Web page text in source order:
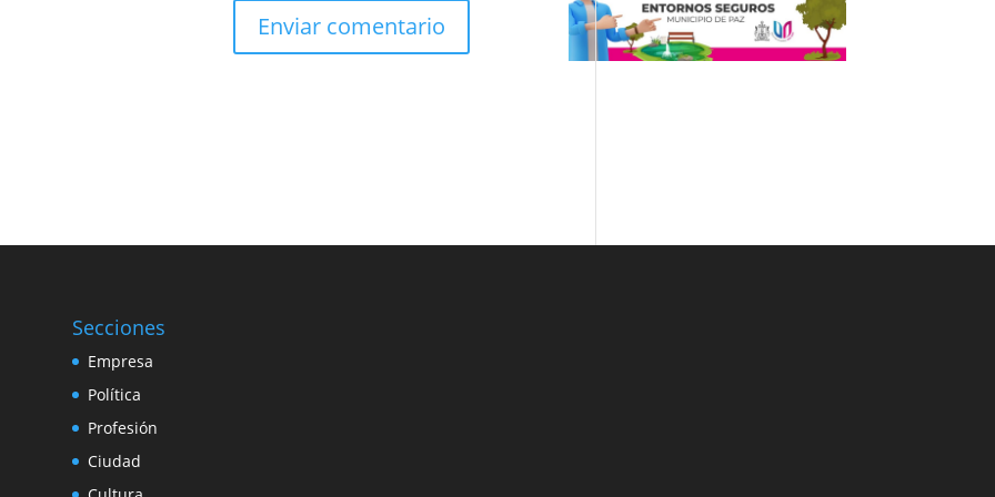
Secciones
Empresa
Política
Profesión
Ciudad